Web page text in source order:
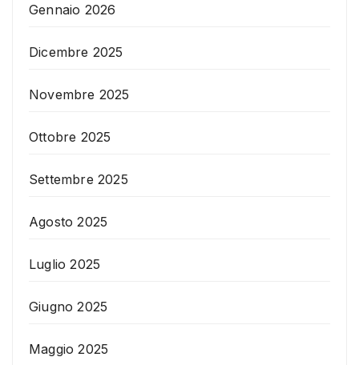
Gennaio 2026
Dicembre 2025
Novembre 2025
Ottobre 2025
Settembre 2025
Agosto 2025
Luglio 2025
Giugno 2025
Maggio 2025